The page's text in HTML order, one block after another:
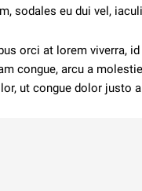
sodales eu dui vel,
orci at lorem viverra, id
congue, arcu a
ut congue dolor justo